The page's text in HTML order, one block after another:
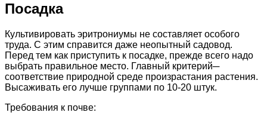
Посадка
Культивировать эритрониумы не составляет особого
труда. С этим справится даже неопытный садовод.
Перед тем как приступить к посадке, прежде всего надо
выбрать правильное место. Главный критерий─
соответствие природной среде произрастания растения.
Высаживать его лучше группами по 10-20 штук.
Требования к почве: